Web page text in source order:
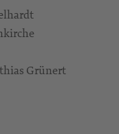
Grünert